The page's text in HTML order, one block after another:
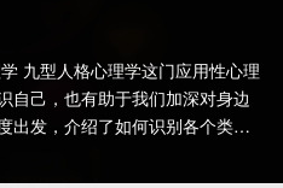
理
自己，也有助于我们加深对身边
出发，介绍了如何识别各个类型